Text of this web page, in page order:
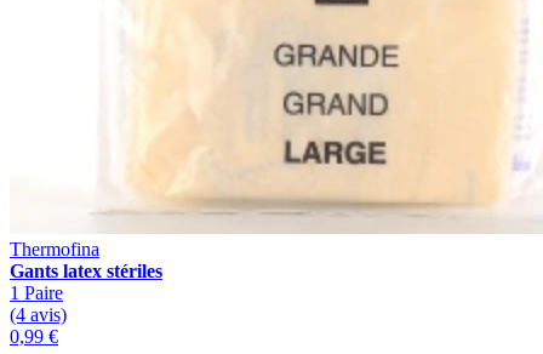
Thermofina
Gants latex stériles
1 Paire
(4 avis)
0,99 €